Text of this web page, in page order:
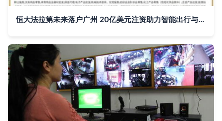
恒大法拉第未来落户广州 20亿美元注资助力智能出行与计算机软件开发新篇章